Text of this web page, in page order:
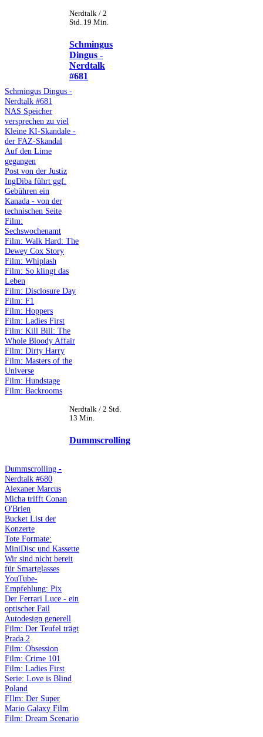
Nerdtalk / 2
Std. 19 Min.
Schmingus
Dingus -
Nerdtalk
#681
Schmingus Dingus -
Nerdtalk #681
NAS Speicher
versprechen zu viel
Kleine KI-Skandale -
der FAZ-Skandal
Auf den Lime
gegangen
Post von der Justiz
IngDiba führt ggf.
Gebühren ein
Kanada - von der
technischen Seite
Film:
Sechswochenamt
Film: Walk Hard: The
Dewey Cox Story
Film: Whiplash
Film: So klingt das
Leben
Film: Disclosure Day
Film: F1
Film: Hoppers
Film: Ladies First
Film: Kill Bill: The
Whole Bloody Affair
Film: Dirty Harry
Film: Masters of the
Universe
Film: Hundstage
Film: Backrooms
Nerdtalk / 2 Std.
13 Min.
Dummscrolling
Dummscrolling -
Nerdtalk #680
Alexaner Marcus
Micha trifft Conan
O'Brien
Bucket List der
Konzerte
Tote Formate:
MiniDisc und Kassette
Wir sind nicht bereit
für Smartglasses
YouTube-
Empfehlung: Pix
Der Ferrari Luce - ein
optischer Fail
Autodesign generell
Film: Der Teufel trägt
Prada 2
Film: Obsession
Film: Crime 101
Film: Ladies First
Serie: Love is Blind
Poland
FIlm: Der Super
Mario Galaxy Film
Film: Dream Scenario